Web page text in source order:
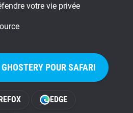
votre vie privée
POUR SAFARI
EDGE